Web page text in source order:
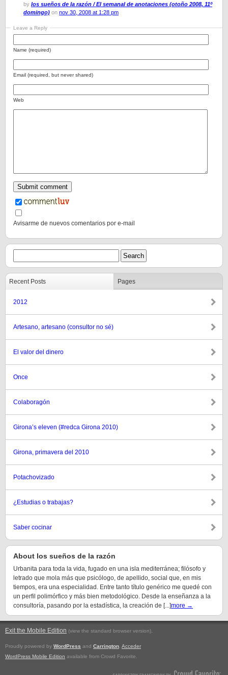
by los sueños de la razón / El semanal de anotaciones (otoño 2008, 11º
domingo) on nov 30, 2008 at 1:28 pm
Leave a Reply
Name (required)
Email (required, but never shared)
Web
Avisarme de nuevos comentarios por e-mail
Recent Posts Pages
2012
Artesano, artesano (consultor no sé)
El valor del dinero
Once
Colaboragón
Girona’s eleven (#redca Girona 2010)
Girona, primavera del 2010
Potachovizado
¿Estudias o trabajas?
Saber cocinar
About los sueños de la razón
Urbanita para toda la vida, fugado en una isla mediterránea; filósofo y
letrado que mola más que psicólogo, de apellido, social que, en mis
tiempos, era una especialidad. Entre tanto título genérico me quedé con
un perfil polimórfico y más bien metodológico. Desde la enseñanza a la
consultoría, pasando por la estadística, la creación de [...]more →
Exit the Mobile Edition (view the standard browser version).
Proudly powered by WordPress and Carrington Acceder
WordPress Mobile Edition available from Crowd Favorite.